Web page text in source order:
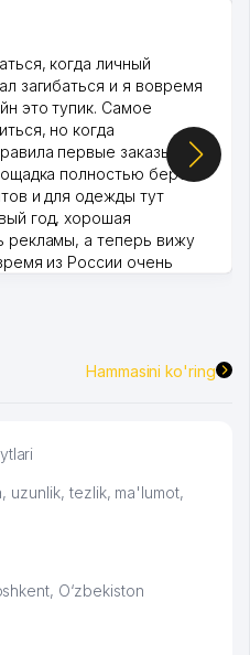
когда личный
загибаться и я вовремя
это тупик. Самое
но когда
первые заказы,
полностью берет
и для одежды тут
год, хорошая
рекламы, а теперь вижу
из России очень
Hammasini ko'ring
uzunlik, tezlik, ma'lumot,
O‘zbekiston